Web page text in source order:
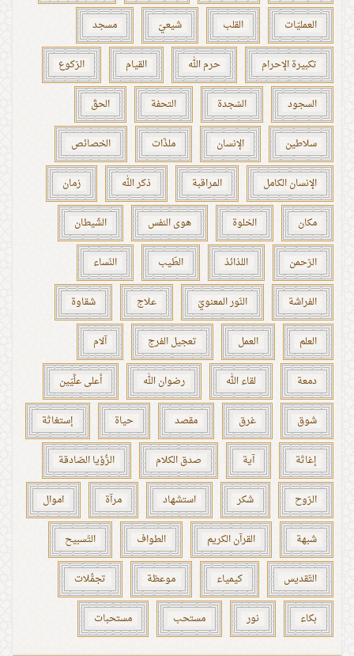
العمليّات القلب شيعيّ مسجد
تكبيرة الإحرام حرم الله القيام الرّكوع
السجود السّجدة التحفة الحقّ
سلاطين الإنسان ملذّات الخصائص
الإنسان الكامل المراقبة ذكر الله زمان
مكان الخلوة هوى النفس الشّيطان
الرّحمن اللذائذ الطّيب النّساء
الفراشة النّور المعنويّ علاج شقاوة
العلم العمل تعجيل الفرج آلام
دمعة لقاء الله رضوان الله أعلى علِّيّين
شوق غرق مقصد حياة إستغاثة
إغاثة آية صدق الكلام الرُّؤيا الصّادقة
الرّوح شكر استشهاد مرآة اموال
شبهة القرآن الكريم الطواف التّسبيح
التّقديس كيمياء موعظة تجمُّلات
بكاء نور مستحب مستحبات